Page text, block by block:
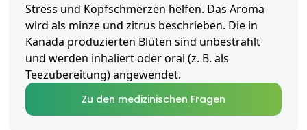
Stress und Kopfschmerzen helfen. Das Aroma
wird als minze und zitrus beschrieben. Die in
Kanada produzierten Blüten sind unbestrahlt
und werden inhaliert oder oral (z. B. als
Teezubereitung) angewendet.
Zu den medizinischen Fragen